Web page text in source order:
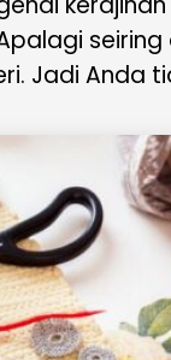
Jadi Anda